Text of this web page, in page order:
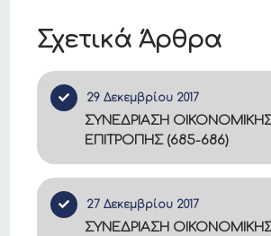
Σχετικά Άρθρα
29 Δεκεμβρίου 2017
ΣΥΝΕΔΡΙΑΣΗ
ΕΠΙΤΡΟΠΗΣ (685-686)
27 Δεκεμβρίου 2017
ΣΥΝΕΔΡΙΑΣΗ